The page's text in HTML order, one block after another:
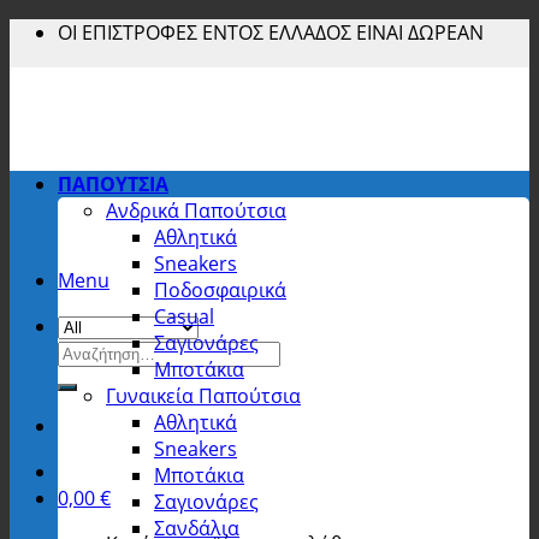
Skip ΟΙ ΕΠΙΣΤΡΟΦΕΣ ΕΝΤΟΣ ΕΛΛΑΔΟΣ ΕΙΝΑΙ ΔΩΡΕΑΝ
Menu
Αναζήτηση
για:
0,00€
ΠΑΠΟΥΤΣΙΑ
Ανδρικά Παπούτσια
Αθλητικά
Sneakers
Ποδοσφαιρικά
Casual
Σαγιονάρες
Μποτάκια
Γυναικεία Παπούτσια
Αθλητικά
Sneakers
Μποτάκια
Σαγιονάρες
Σανδάλια